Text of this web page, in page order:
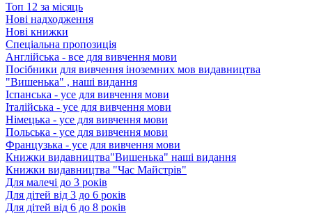
Топ 12 за місяць
Нові надходження
Нові книжки
Спеціальна пропозиція
Англійська - все для вивчення мови
Посібники для вивчення іноземних мов видавництва
"Вишенька" , наші видання
Іспанська - усе для вивчення мови
Італійська - усе для вивчення мови
Німецька - усе для вивчення мови
Польська - усе для вивчення мови
Французька - усе для вивчення мови
Книжки видавництва"Вишенька" наші видання
Книжки видавництва "Час Майстрів"
Для малечі до 3 років
Для дітей від 3 до 6 років
Для дітей від 6 до 8 років